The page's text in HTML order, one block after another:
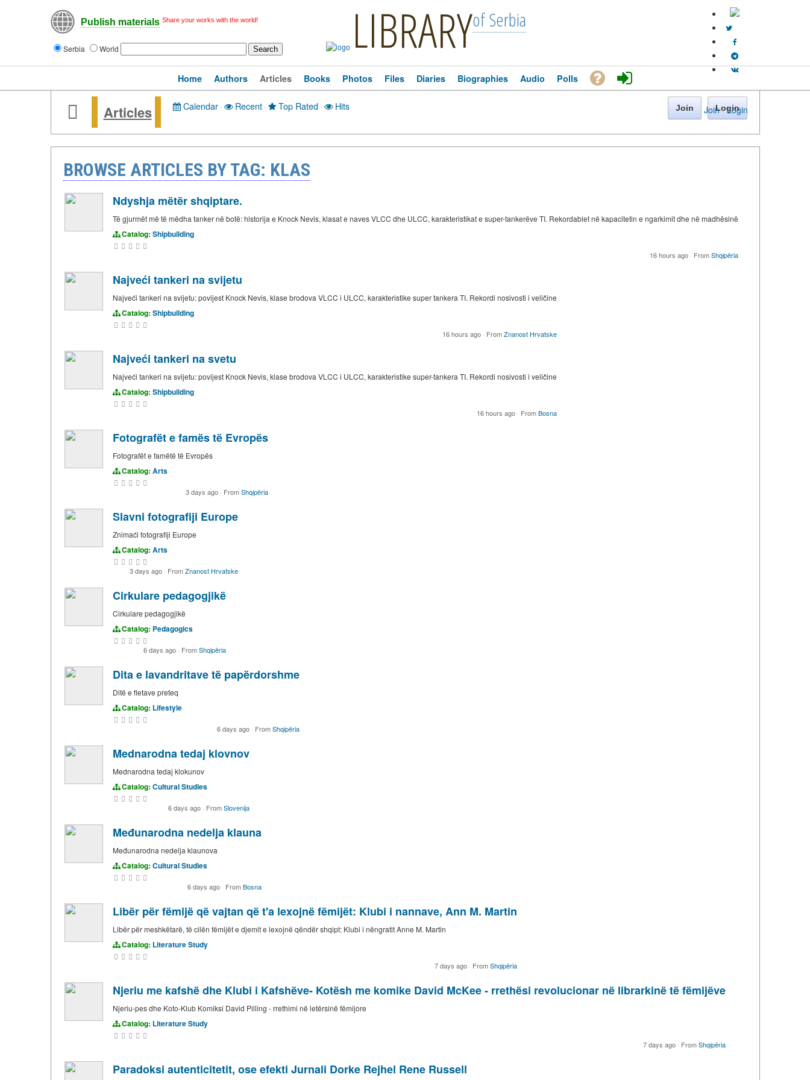
Publish materials Share your works with the world!
Serbia World LIBRARYof Serbia
Join · Login
Home Authors Articles Books Photos Files Diaries Biographies Audio Polls
Articles Calendar · Recent · Top Rated · Hits Join Login
BROWSE ARTICLES BY TAG: KLAS
Ndyshja mëtër shqiptare.
Të gjurmët më të mëdha tanker në botë: historija e Knock Nevis, klasat e naves VLCC dhe ULCC, karakteristikat e super-tankerëve TI. Rekordablet në kapacitetin e ngarkimit dhe në madhësinë
Catalog: Shipbuilding
16 hours ago · FromShqipëria
Najveći tankeri na svijetu
Najveći tankeri na svijetu: povijest Knock Nevis, klase brodova VLCC i ULCC, karakteristike super tankera TI. Rekordi nosivosti i veličine
Catalog: Shipbuilding
16 hours ago · FromZnanost Hrvatske
Najveći tankeri na svetu
Najveći tankeri na svijetu: povijest Knock Nevis, klase brodova VLCC i ULCC, karakteristike super-tankera TI. Rekordi nosivosti i veličine
Catalog: Shipbuilding
16 hours ago · FromBosna
Fotografët e famës të Evropës
Fotografët e famëtë të Evropës
Catalog: Arts
3 days ago · FromShqipëria
Slavni fotografiji Europe
Znimaći fotografiji Europe
Catalog: Arts
3 days ago · FromZnanost Hrvatske
Cirkulare pedagogjikë
Cirkulare pedagogjikë
Catalog: Pedagogics
6 days ago · FromShqipëria
Dita e lavandritave të papërdorshme
Ditë e fletave preteq
Catalog: Lifestyle
6 days ago · FromShqipëria
Mednarodna tedaj klovnov
Mednarodna tedaj klokunov
Catalog: Cultural Studies
6 days ago · FromSlovenija
Međunarodna nedelja klauna
Međunarodna nedelja klaunova
Catalog: Cultural Studies
6 days ago · FromBosna
Libër për fëmijë që vajtan që t'a lexojnë fëmijët: Klubi i nannave, Ann M. Martin
Libër për meshkëtarë, të cilën fëmijët e djemit e lexojnë qëndër shqipt: Klubi i nëngratit Anne M. Martin
Catalog: Literature Study
7 days ago · FromShqipëria
Njeriu me kafshë dhe Klubi i Kafshëve- Kotësh me komike David McKee - rrethësi revolucionar në librarkinë të fëmijëve
Njeriu-pes dhe Koto-Klub Komiksi David Pilling - rrethimi në letërsinë fëmijore
Catalog: Literature Study
7 days ago · FromShqipëria
Paradoksi autenticitetit, ose efekti Jurnali Dorke Rejhel Rene Russell